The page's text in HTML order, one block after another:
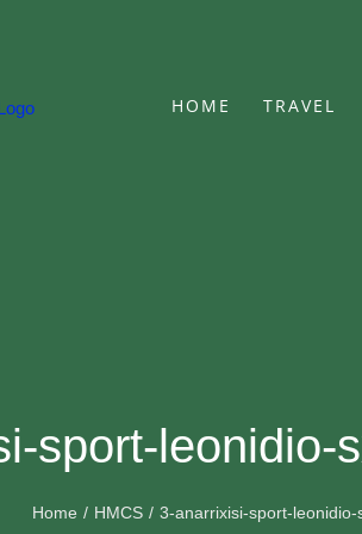
HOME TRAVEL
sport-leonidio-
Home HMCS 3-anarrixisi-sport-